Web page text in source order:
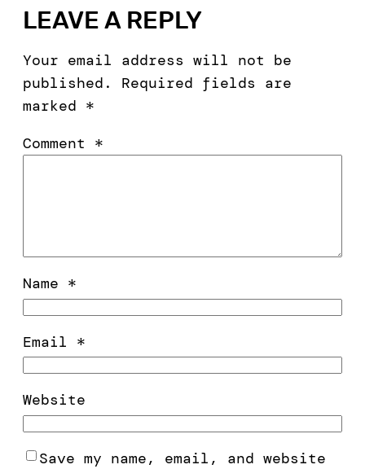
LEAVE A REPLY
Your email address will not be
published.
Required fields are
marked *
Comment *
Name *
Email *
Website
Save my name, email, and website